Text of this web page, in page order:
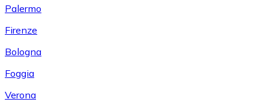
Palermo
Firenze
Bologna
Foggia
Verona